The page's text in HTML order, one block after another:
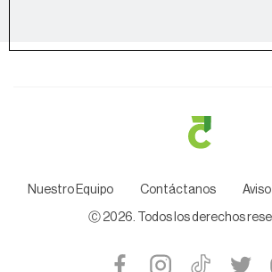
Nuestro Equipo Contáctanos
Ⓒ 2026. Todos los derechos